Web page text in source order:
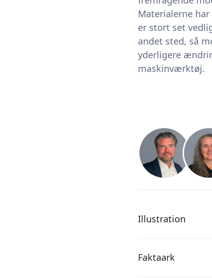
Materialerne
er stort set
andet sted, så
yderligere
maskinværktøj.
Illustration
Faktaark